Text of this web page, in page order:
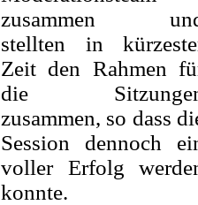
zusammen
stellten in
Zeit den Rahmen
die
zusammen, so dass
Session dennoch
voller Erfolg
konnte.